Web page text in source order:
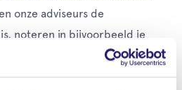
onze adviseurs de
noteren in bijvoorbeeld je
inboedelverzekering.